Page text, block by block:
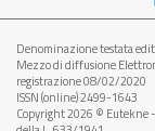
Denominazione testata
Mezzo di diffusione
registrazione 08/02/2020
ISSN (online) 2499-1643
Copyright 2026 © Eutekne